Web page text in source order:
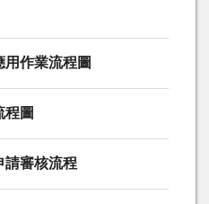
用作業流程圖
程圖
請審核流程